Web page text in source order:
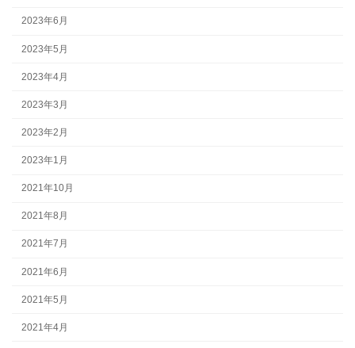
2023年6月
2023年5月
2023年4月
2023年3月
2023年2月
2023年1月
2021年10月
2021年8月
2021年7月
2021年6月
2021年5月
2021年4月